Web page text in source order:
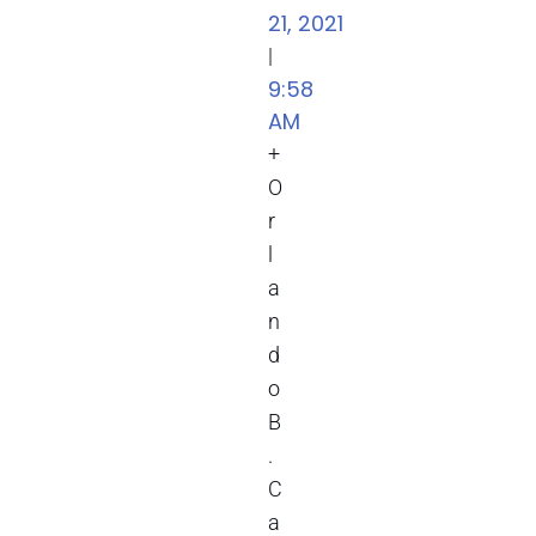
21, 2021
|
9:58
AM
+
O
r
l
a
n
d
o
B
.
C
a